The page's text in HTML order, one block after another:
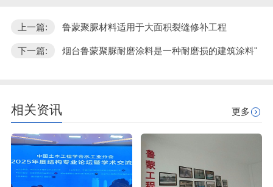
上一篇: 鲁蒙聚脲材料适用于大面积裂缝修补工程
下一篇: 烟台鲁蒙聚脲耐磨涂料是一种耐磨损的建筑涂料"
相关资讯 更多